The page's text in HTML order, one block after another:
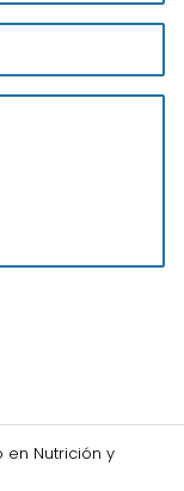
Nutrición y